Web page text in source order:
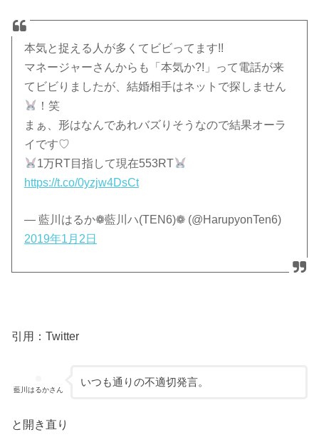
本気と捉える人が多くてビビってます!!
マネージャーさんからも「本気か?!」って電話が来
てビビりましたが、結婚相手はネットで探しません
！笑
まぁ、形はなんであれバズりそうなので結果オーラ
イです♡
1万RT目指して現在553RT
https://t.co/0yzjw4DsCt
— 藍川はるか❁藍川ハ(TEN6)❁ (@HarupyonTen6)
2019年1月2日
引用：Twitter
藍川はるかさん
いつも通りの不適切発言。
と開き直り